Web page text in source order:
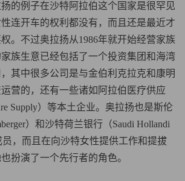
的例子在沙特阿拉伯这个国家是很罕见
连开车的权利都没有，而且还是最近才
。不过奥拉扬从1986年就开始经营家族
族生意已经包括了一个投资集团和海湾
其中很多公司是与金伯利克拉克和康明
营的，还有一些诸如阿拉伯医疗供应
Supply）等本土企业。奥拉扬也是斯伦
）和沙特荷兰银行（Saudi Hollandi
，而且在向沙特女性提供工作和提拔
扮演了一个先行者的角色。